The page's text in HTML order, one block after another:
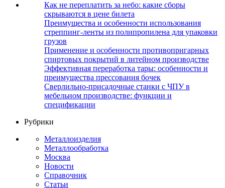
Как не переплатить за небо: какие сборы
скрываются в цене билета
Преимущества и особенности использования
стреппинг-ленты из полипропилена для упаковки
грузов
Применение и особенности противопригарных
спиртовых покрытий в литейном производстве
Эффективная переработка тары: особенности и
преимущества прессования бочек
Сверлильно-присадочные станки с ЧПУ в
мебельном производстве: функции и
спецификации
Рубрики
Металлоизделия
Металлообработка
Москва
Новости
Справочник
Статьи